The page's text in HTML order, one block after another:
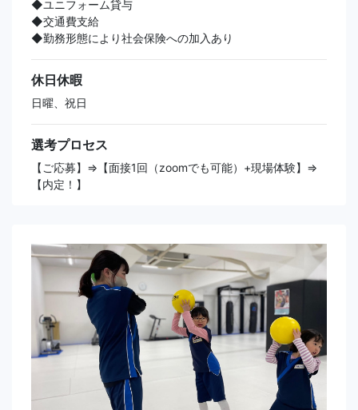
◆ユニフォーム貸与
◆交通費支給
◆勤務形態により社会保険への加入あり
休日休暇
日曜、祝日
選考プロセス
【ご応募】⇒【面接1回（zoomでも可能）+現場体験】⇒
【内定！】